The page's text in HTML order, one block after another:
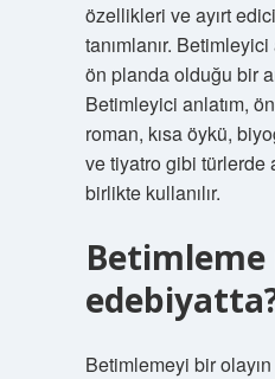
özellikleri ve ayırt
tanımlanır.
ön planda olduğu bir
Betimleyici anlatım,
roman, kısa öykü,
ve tiyatro gibi türlerde
birlikte kullanılır.
Betimleme
Betimlemeyi bir